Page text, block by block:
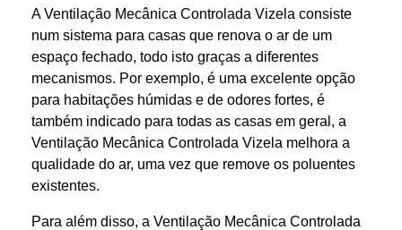
Loja Braga (Sede)
Loja Gaia
Assistência
Pós-venda
A Ventilação Mecânica Controlada Vizela consiste
num sistema para casas que renova o ar de um
espaço fechado, todo isto graças a diferentes
mecanismos. Por exemplo, é uma excelente opção
para habitações húmidas e de odores fortes, é
também indicado para todas as casas em geral, a
Ventilação Mecânica Controlada Vizela melhora a
qualidade do ar, uma vez que remove os poluentes
existentes.
Para além disso, a Ventilação Mecânica Controlada